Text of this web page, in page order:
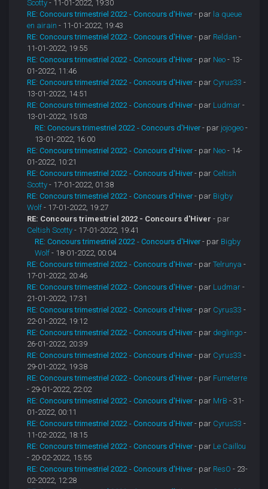
Scotty - 11-01-2022, 19:30
RE: Concours trimestriel 2022 - Concours d'Hiver - par la queue
en airain - 11-01-2022, 19:43
RE: Concours trimestriel 2022 - Concours d'Hiver - par Reldan -
11-01-2022, 19:55
RE: Concours trimestriel 2022 - Concours d'Hiver - par Neo - 13-
01-2022, 11:46
RE: Concours trimestriel 2022 - Concours d'Hiver - par Cyrus33 -
13-01-2022, 14:51
RE: Concours trimestriel 2022 - Concours d'Hiver - par Ludmar -
13-01-2022, 15:03
RE: Concours trimestriel 2022 - Concours d'Hiver - par jojogeo -
13-01-2022, 16:00
RE: Concours trimestriel 2022 - Concours d'Hiver - par Neo - 14-
01-2022, 10:21
RE: Concours trimestriel 2022 - Concours d'Hiver - par Celtish
Scotty - 17-01-2022, 01:38
RE: Concours trimestriel 2022 - Concours d'Hiver - par Bigby
Wolf - 17-01-2022, 19:27
RE: Concours trimestriel 2022 - Concours d'Hiver - par
Celtish Scotty - 17-01-2022, 19:41
RE: Concours trimestriel 2022 - Concours d'Hiver - par Bigby
Wolf - 18-01-2022, 00:04
RE: Concours trimestriel 2022 - Concours d'Hiver - parTelrunya -
17-01-2022, 20:46
RE: Concours trimestriel 2022 - Concours d'Hiver - par Ludmar -
21-01-2022, 17:31
RE: Concours trimestriel 2022 - Concours d'Hiver - par Cyrus33 -
22-01-2022, 19:12
RE: Concours trimestriel 2022 - Concours d'Hiver - par deglingo -
26-01-2022, 20:39
RE: Concours trimestriel 2022 - Concours d'Hiver - par Cyrus33 -
29-01-2022, 19:38
RE: Concours trimestriel 2022 - Concours d'Hiver - par Fumeterre
- 29-01-2022, 22:02
RE: Concours trimestriel 2022 - Concours d'Hiver - par MrB - 31-
01-2022, 00:11
RE: Concours trimestriel 2022 - Concours d'Hiver - par Cyrus33 -
11-02-2022, 18:15
RE: Concours trimestriel 2022 - Concours d'Hiver - par Le Caillou
- 20-02-2022, 15:55
RE: Concours trimestriel 2022 - Concours d'Hiver - par ResO - 23-
02-2022, 12:28